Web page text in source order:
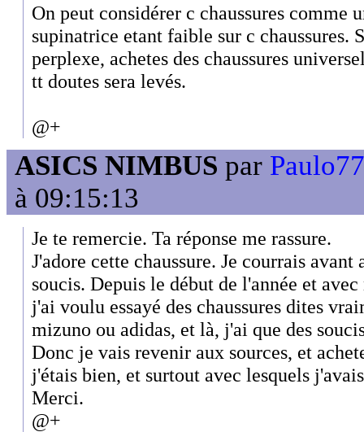
On peut considérer c chaussures comme
supinatrice etant faible sur c chaussures.
perplexe, achetes des chaussures
tt doutes sera levés.
@+
ASICS NIMBUS par
à 09:15:13
Je te remercie. Ta réponse me rassure.
J'adore cette chaussure. Je courrais
soucis. Depuis le début de l'année et
j'ai voulu essayé des chaussures dites
mizuno ou adidas, et là, j'ai que des
Donc je vais revenir aux sources, et
j'étais bien, et surtout avec lesquels
Merci.
@+